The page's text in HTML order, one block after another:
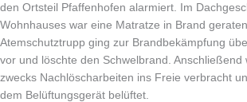
den Ortsteil Pfaffenhofen alarmiert. Im
Wohnhauses war eine Matratze in Brand
Atemschutztrupp ging zur Brandbekämpfung
vor und löschte den Schwelbrand. Anschließend
zwecks Nachlöscharbeiten ins Freie verbracht
dem Belüftungsgerät belüftet.